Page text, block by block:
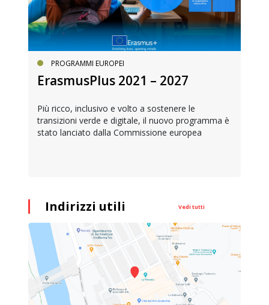
PROGRAMMI EUROPEI
ErasmusPlus 2021 – 2027
Più ricco, inclusivo e volto a sostenere le
transizioni verde e digitale, il nuovo programma è
stato lanciato dalla Commissione europea
Indirizzi utili Vedi tutti